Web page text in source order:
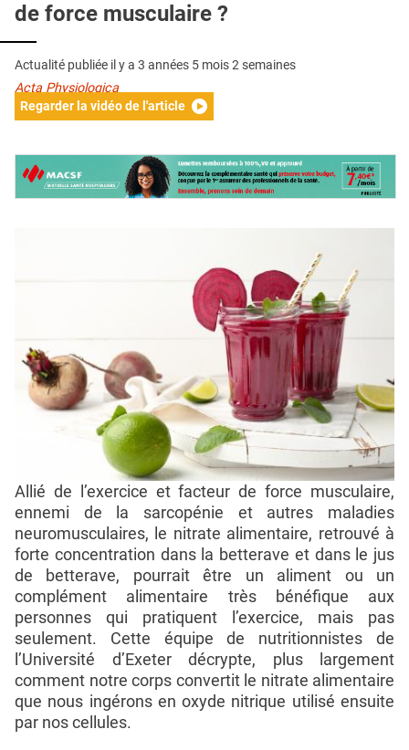
PUBLICITÉ
CONDITIONS GÉNÉRALES
CONTACT
CRÉDITS
de force musculaire ?
Actualité publiée il y a 3 années 5 mois 2 semaines
Acta Physiologica
Regarder la vidéo de l'article
Allié de l’exercice et facteur de force musculaire,
ennemi de la sarcopénie et autres maladies
neuromusculaires, le nitrate alimentaire, retrouvé à
forte concentration dans la betterave et dans le jus
de betterave, pourrait être un aliment ou un
complément alimentaire très bénéfique aux
personnes qui pratiquent l’exercice, mais pas
seulement. Cette équipe de nutritionnistes de
l’Université d’Exeter décrypte, plus largement
comment notre corps convertit le nitrate alimentaire
que nous ingérons en oxyde nitrique utilisé ensuite
par nos cellules.